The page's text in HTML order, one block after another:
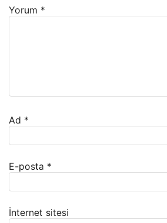
Yorum *
Ad *
E-posta *
İnternet sitesi